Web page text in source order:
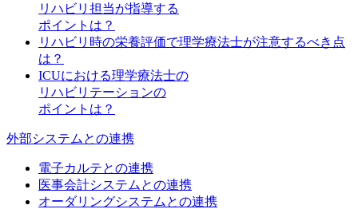
リハビリ担当が指導する
ポイントは？
リハビリ時の栄養評価で理学療法士が注意するべき点
は？
ICUにおける理学療法士の
リハビリテーションの
ポイントは？
外部システムとの連携
電子カルテとの連携
医事会計システムとの連携
オーダリングシステムとの連携